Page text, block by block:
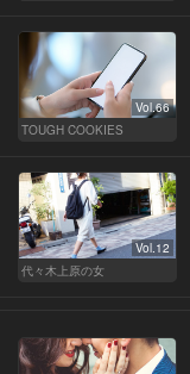
Vol.66
TOUGH COOKIES
Vol.12
代々木上原の女